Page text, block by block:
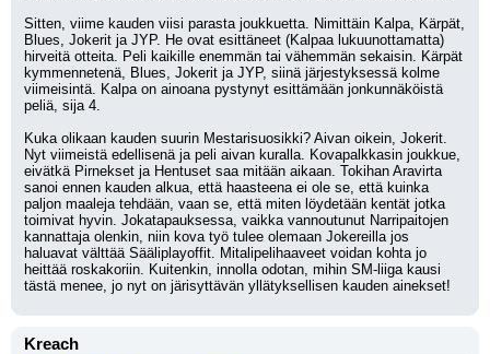
Sitten, viime kauden viisi parasta joukkuetta. Nimittäin Kalpa, Kärpät,
Blues, Jokerit ja JYP. He ovat esittäneet (Kalpaa lukuunottamatta)
hirveitä otteita. Peli kaikille enemmän tai vähemmän sekaisin. Kärpät
kymmennetenä, Blues, Jokerit ja JYP, siinä järjestyksessä kolme
viimeisintä. Kalpa on ainoana pystynyt esittämään jonkunnäköistä
peliä, sija 4.
Kuka olikaan kauden suurin Mestarisuosikki? Aivan oikein, Jokerit.
Nyt viimeistä edellisenä ja peli aivan kuralla. Kovapalkkasin joukkue,
eivätkä Pirnekset ja Hentuset saa mitään aikaan. Tokihan Aravirta
sanoi ennen kauden alkua, että haasteena ei ole se, että kuinka
paljon maaleja tehdään, vaan se, että miten löydetään kentät jotka
toimivat hyvin. Jokatapauksessa, vaikka vannoutunut Narripaitojen
kannattaja olenkin, niin kova työ tulee olemaan Jokereilla jos
haluavat välttää Sääliplayoffit. Mitalipelihaaveet voidan kohta jo
heittää roskakoriin. Kuitenkin, innolla odotan, mihin SM-liiga kausi
tästä menee, jo nyt on järisyttävän yllätyksellisen kauden ainekset!
Kreach